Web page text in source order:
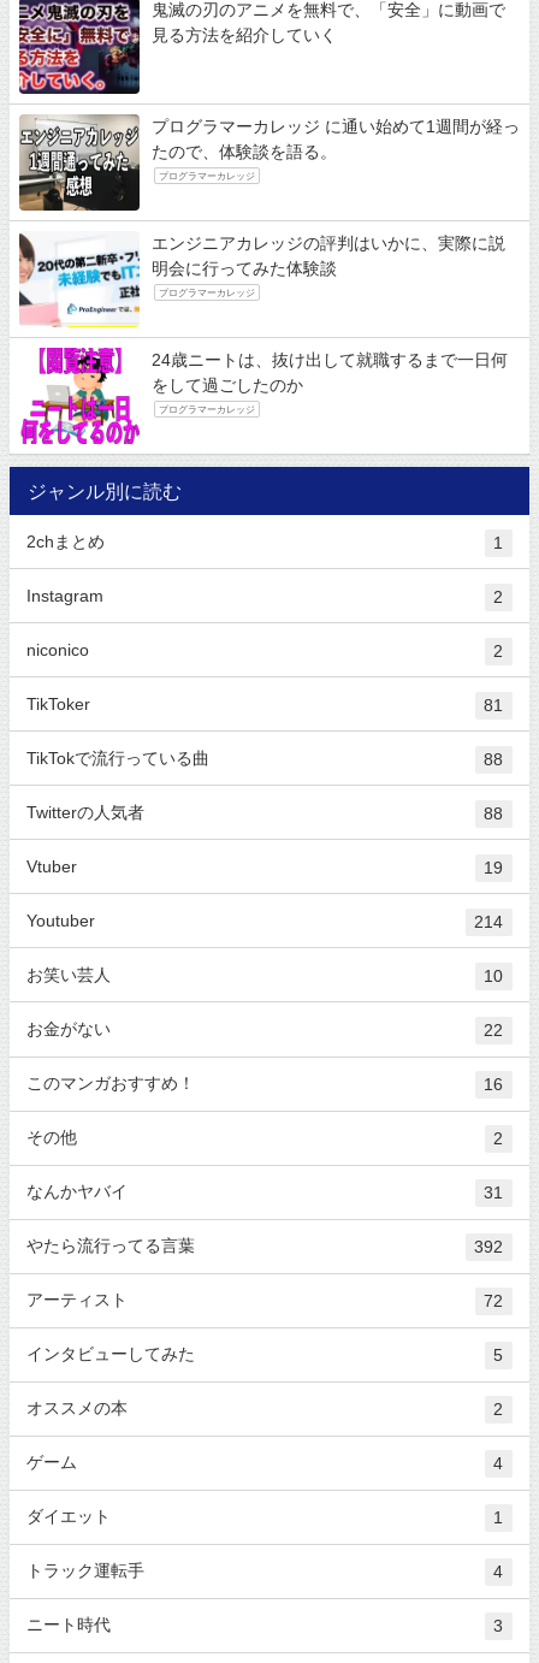
鬼滅の刃のアニメを無料で、「安全」に動画で
見る方法を紹介していく
プログラマーカレッジ に通い始めて1週間が経っ
たので、体験談を語る。
プログラマーカレッジ
エンジニアカレッジの評判はいかに、実際に説
明会に行ってみた体験談
プログラマーカレッジ
24歳ニートは、抜け出して就職するまで一日何
をして過ごしたのか
プログラマーカレッジ
ジャンル別に読む
2chまとめ 1
Instagram 2
niconico 2
TikToker 81
TikTokで流行っている曲 88
Twitterの人気者 88
Vtuber 19
Youtuber 214
お笑い芸人 10
お金がない 22
このマンガおすすめ！ 16
その他 2
なんかヤバイ 31
やたら流行ってる言葉 392
アーティスト 72
インタビューしてみた 5
オススメの本 2
ゲーム 4
ダイエット 1
トラック運転手 4
ニート時代 3